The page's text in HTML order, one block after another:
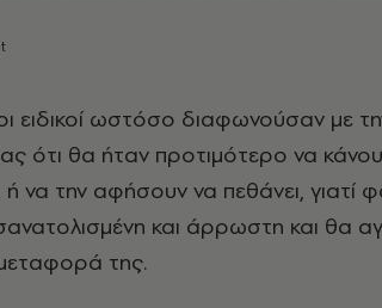
ειδικοί ωστόσο διαφωνούσαν με
ότι θα ήταν προτιμότερο να
να την αφήσουν να πεθάνει, γιατί
και άρρωστη και θα
της.